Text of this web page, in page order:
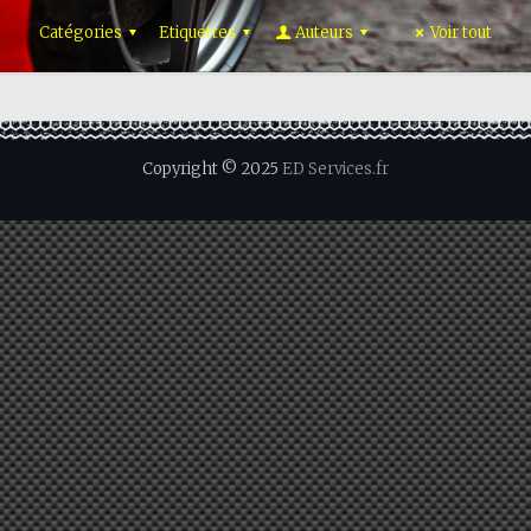
Catégories Etiquettes Auteurs Voir tout
Copyright © 2025 ED Services.fr